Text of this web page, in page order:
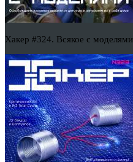
Хакер #324. Всякое с моделями